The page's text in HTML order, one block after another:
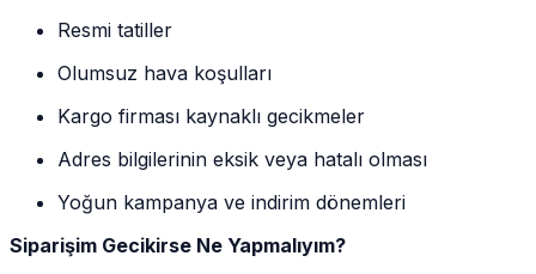
Resmi tatiller
Olumsuz hava koşulları
Kargo firması kaynaklı gecikmeler
Adres bilgilerinin eksik veya hatalı olması
Yoğun kampanya ve indirim dönemleri
Siparişim Gecikirse Ne Yapmalıyım?